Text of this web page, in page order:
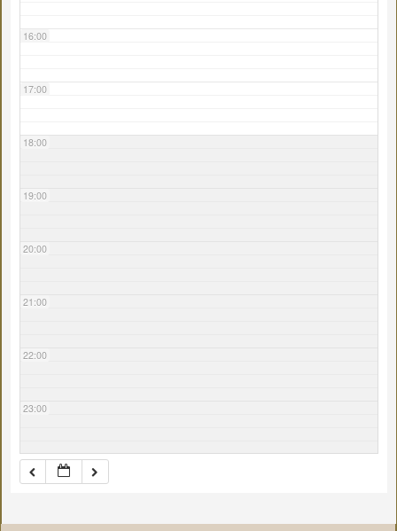
16:00
17:00
18:00
19:00
20:00
21:00
22:00
23:00